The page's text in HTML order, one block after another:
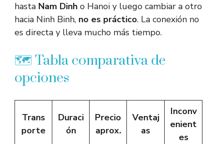
hasta Nam Dinh o Hanoi y luego cambiar a otro
hacia Ninh Binh, no es práctico. La conexión no
es directa y lleva mucho más tiempo.
🗺️ Tabla comparativa de
opciones
Trans
porte
Duraci
ón
Precio
aprox.
Ventaj
as
Inconv
enient
es